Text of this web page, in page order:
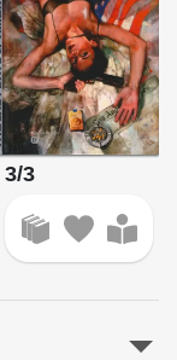
3/3